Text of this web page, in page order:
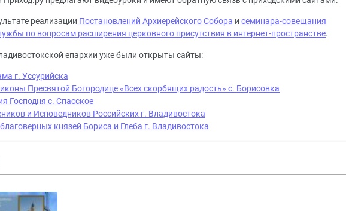
реализации Постановлений Архиерейского Собора и семинара-совещания
по вопросам расширения церковного присутствия в интернет-пространстве.
епархии уже были открыты сайты:
г. Уссурийска
Пресвятой Богородице «Всех скорбящих радость» с. Борисовка
Господня с. Спасское
и Исповедников Российских г. Владивостока
князей Бориса и Глеба г. Владивостока